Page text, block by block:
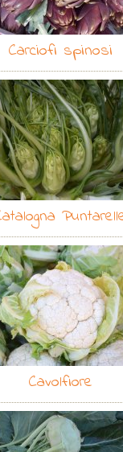
Carciofi spinosi
Cavolfiore